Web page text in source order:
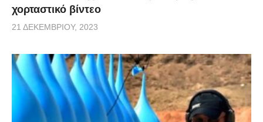
χορταστικό βίντεο
21 ΔΕΚΕΜΒΡΊΟΥ, 2023